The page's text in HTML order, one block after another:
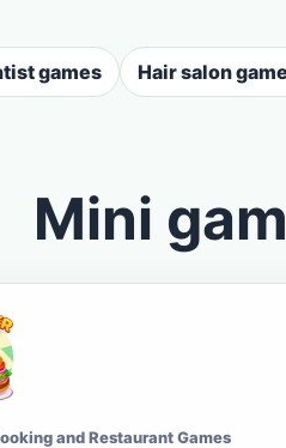
games Hair salon
Mini
and Restaurant Games